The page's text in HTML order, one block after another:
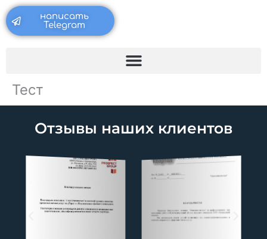
Перейти
содержимому
написать
Telegram
Тест
Отзывы наших клиентов